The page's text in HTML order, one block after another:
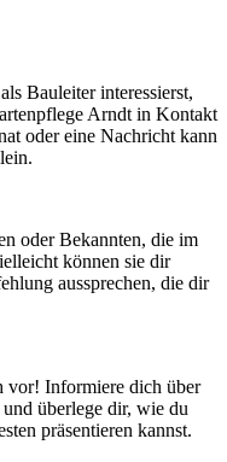
Bauleiter interessierst,
Arndt in Kontakt
oder eine Nachricht kann
oder Bekannten, die im
können sie dir
aussprechen, die dir
vor! Informiere dich über
überlege dir, wie du
präsentieren kannst.